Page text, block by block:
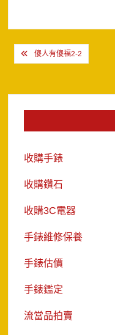
文
導
覽
傻人有傻福2-2
收購手錶
收購鑽石
收購3C電器
手錶維修保養
手錶估價
手錶鑑定
流當品拍賣